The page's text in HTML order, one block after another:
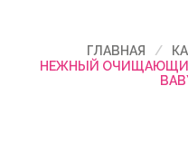
ГЛАВНАЯ
НЕЖНЫЙ